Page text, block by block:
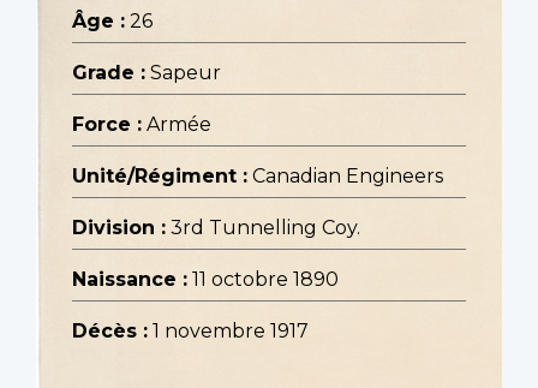
Âge : 26
Grade : Sapeur
Force : Armée
Unité/Régiment : Canadian Engineers
Division : 3rd Tunnelling Coy.
Naissance : 11 octobre 1890
Décès : 1 novembre 1917